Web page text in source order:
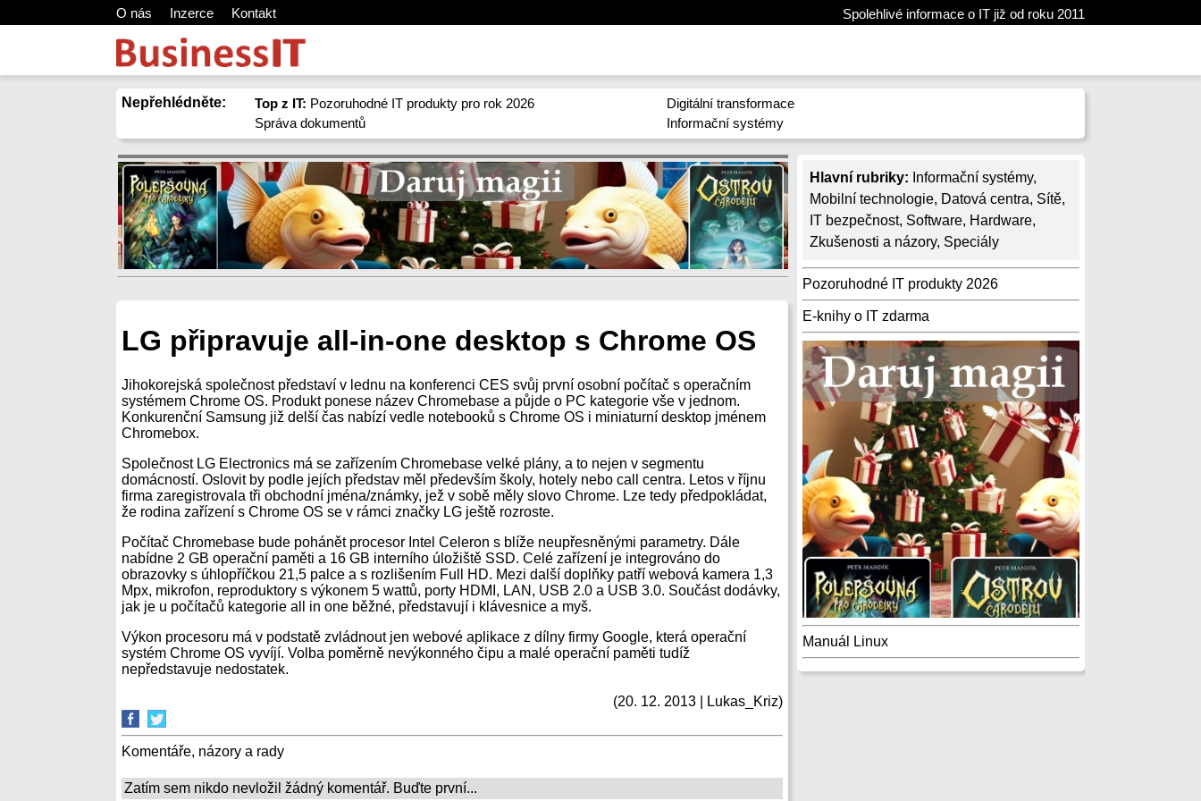
O nás Inzerce Kontakt Spolehlivé informace o IT již od roku 2011
Nepřehlédněte: Top z IT: Pozoruhodné IT produkty pro rok 2026
Správa dokumentů
Digitální transformace
Informační systémy
Hlavní rubriky: Informační systémy,
Mobilní technologie, Datová centra, Sítě,
IT bezpečnost, Software, Hardware,
Zkušenosti a názory, Speciály
Pozoruhodné IT produkty 2026
E-knihy o IT zdarma
Manuál Linux
LG připravuje all-in-one desktop s Chrome OS
Jihokorejská společnost představí v lednu na konferenci CES svůj první osobní počítač s operačním
systémem Chrome OS. Produkt ponese název Chromebase a půjde o PC kategorie vše v jednom.
Konkurenční Samsung již delší čas nabízí vedle notebooků s Chrome OS i miniaturní desktop jménem
Chromebox.
Společnost LG Electronics má se zařízením Chromebase velké plány, a to nejen v segmentu
domácností. Oslovit by podle jejích představ měl především školy, hotely nebo call centra. Letos v říjnu
firma zaregistrovala tři obchodní jména/známky, jež v sobě měly slovo Chrome. Lze tedy předpokládat,
že rodina zařízení s Chrome OS se v rámci značky LG ještě rozroste.
Počítač Chromebase bude pohánět procesor Intel Celeron s blíže neupřesněnými parametry. Dále
nabídne 2 GB operační paměti a 16 GB interního úložiště SSD. Celé zařízení je integrováno do
obrazovky s úhlopříčkou 21,5 palce a s rozlišením Full HD. Mezi další doplňky patří webová kamera 1,3
Mpx, mikrofon, reproduktory s výkonem 5 wattů, porty HDMI, LAN, USB 2.0 a USB 3.0. Součást dodávky,
jak je u počítačů kategorie all in one běžné, představují i klávesnice a myš.
Výkon procesoru má v podstatě zvládnout jen webové aplikace z dílny firmy Google, která operační
systém Chrome OS vyvíjí. Volba poměrně nevýkonného čipu a malé operační paměti tudíž
nepředstavuje nedostatek.
(20. 12. 2013 | Lukas_Kriz)
Komentáře, názory a rady
Zatím sem nikdo nevložil žádný komentář. Buďte první...